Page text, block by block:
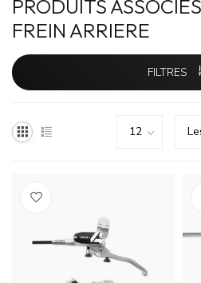
PRODUITS
FREIN ARRIERE
FILTRES